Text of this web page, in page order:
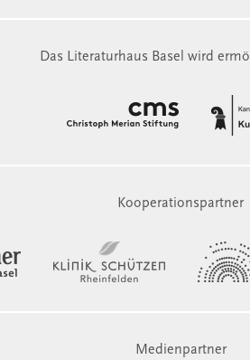
Das Literaturhaus Basel wird
Kooperationspartner
Medienpartner